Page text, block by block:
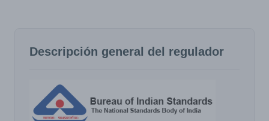
Descripción general del regulador